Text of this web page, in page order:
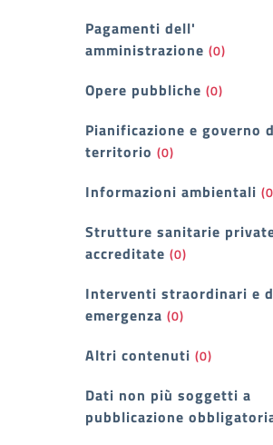
Pagamenti dell'
amministrazione (0)
Opere pubbliche (0)
Pianificazione e governo
territorio (0)
Informazioni ambientali
Strutture sanitarie
accreditate (0)
Interventi straordinari e
emergenza (0)
Altri contenuti (0)
Dati non più soggetti a
pubblicazione